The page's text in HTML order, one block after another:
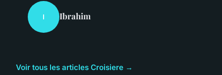
I Ibrahim
Voir tous les articles Croisiere →